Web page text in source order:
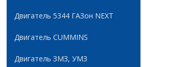
Двигатель 5344 ГАЗон NEXT
Двигатель CUMMINS
Двигатель ЗМЗ, УМЗ